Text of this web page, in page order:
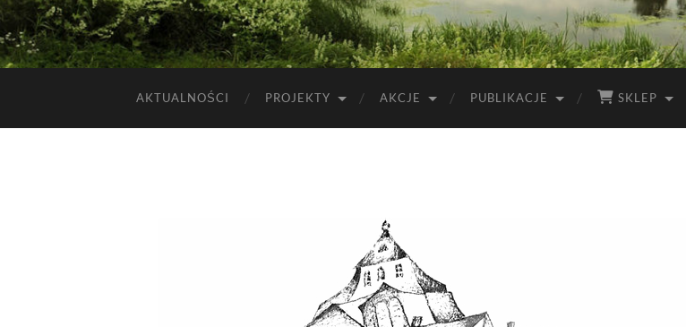
AKTUALNOŚCI PROJEKTY AKCJE PUBLIKACJE SKLEP